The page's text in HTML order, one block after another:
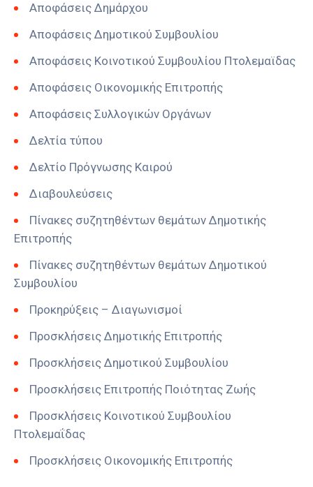
Αποφάσεις Δημάρχου
Αποφάσεις Δημοτικού Συμβουλίου
Αποφάσεις Κοινοτικού Συμβουλίου Πτολεμαϊδας
Αποφάσεις Οικονομικής Επιτροπής
Αποφάσεις Συλλογικών Οργάνων
Δελτία τύπου
Δελτίο Πρόγνωσης Καιρού
Διαβουλεύσεις
Πίνακες συζητηθέντων θεμάτων Δημοτικής
Επιτροπής
Πίνακες συζητηθέντων θεμάτων Δημοτικού
Συμβουλίου
Προκηρύξεις – Διαγωνισμοί
Προσκλήσεις Δημοτικής Επιτροπής
Προσκλήσεις Δημοτικού Συμβουλίου
Προσκλήσεις Επιτροπής Ποιότητας Ζωής
Προσκλήσεις Κοινοτικού Συμβουλίου
Πτολεμαΐδας
Προσκλήσεις Οικονομικής Επιτροπής